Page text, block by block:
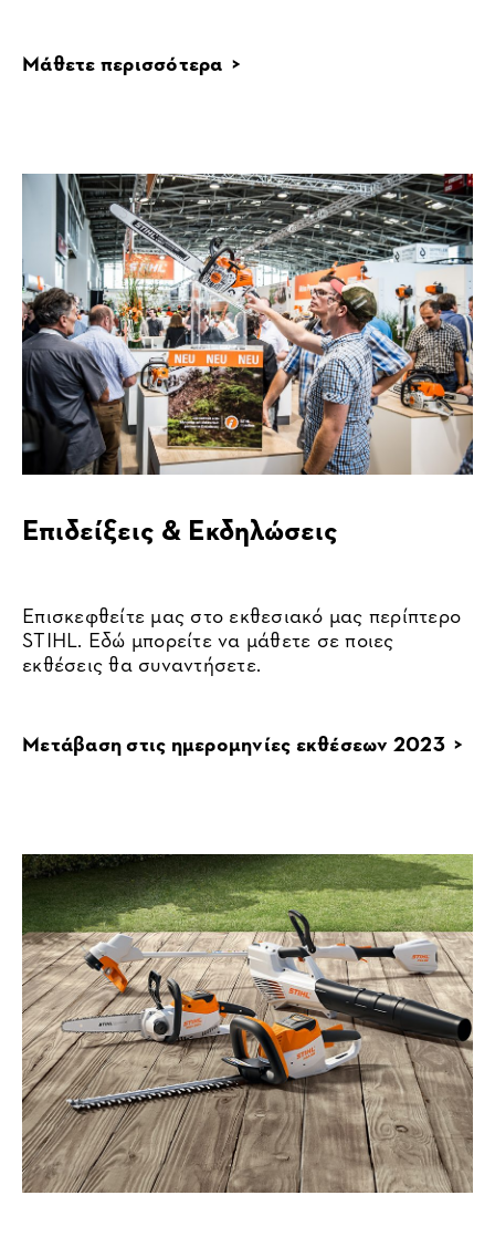
Μάθετε περισσότερα >
Επιδείξεις & Εκδηλώσεις
Επισκεφθείτε μας στο εκθεσιακό μας περίπτερο
STIHL. Εδώ μπορείτε να μάθετε σε ποιες
εκθέσεις θα συναντήσετε.
Μετάβαση στις ημερομηνίες εκθέσεων 2023 >